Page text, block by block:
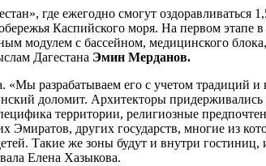
где ежегодно смогут оздоравливаться
Каспийского моря. На первом этапе
модулем с бассейном, медицинского
Дагестана Эмин Мерданов.
разрабатываем его с учетом традиций и
доломит. Архитекторы
территории, религиозные
других государств, многие из
Такие же зоны будут и внутри
Елена Хазыкова.